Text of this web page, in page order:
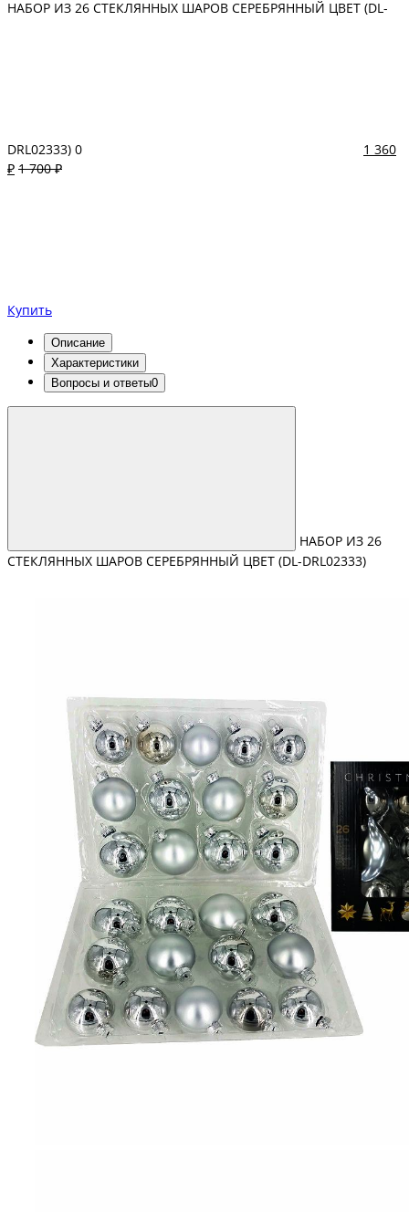
НАБОР ИЗ 26 СТЕКЛЯННЫХ ШАРОВ СЕРЕБРЯННЫЙ ЦВЕТ (DL-
DRL02333) 0
1 360
₽ 1 700 ₽
Купить
Описание
Характеристики
Вопросы и ответы0
НАБОР ИЗ 26
СТЕКЛЯННЫХ ШАРОВ СЕРЕБРЯННЫЙ ЦВЕТ (DL-DRL02333)